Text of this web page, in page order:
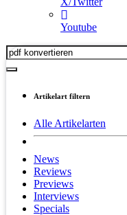
Youtube
Artikelart filtern
Alle Artikelarten
News
Reviews
Previews
Interviews
Specials